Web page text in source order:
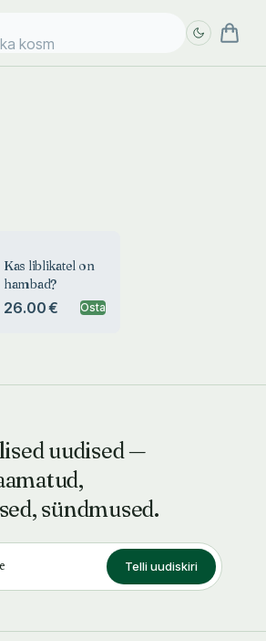
kosmo
Kas liblikatel on
hambad?
26.00 € Osta
uudised —
sündmused.
Telli uudiskiri